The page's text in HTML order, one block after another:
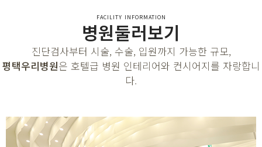
FACILITY INFORMATION
병원둘러보기
진단검사부터 시술, 수술, 입원까지 가능한 규모,
평택우리병원은 호텔급 병원 인테리어와 컨시어지를 자랑합니
다.